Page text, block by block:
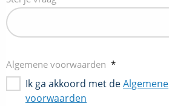
Algemene voorwaarden *
Ik ga akkoord met deAlgemene
voorwaarden